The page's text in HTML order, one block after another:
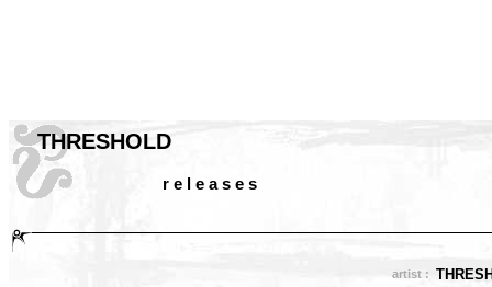
THRESHOLD
r e l e a s e s
artist :